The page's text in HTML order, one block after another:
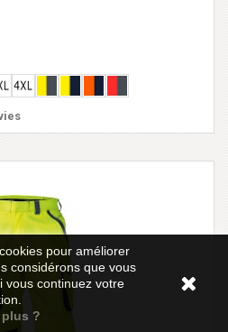
pour améliorer
considérons que vous
vous continuez votre
?